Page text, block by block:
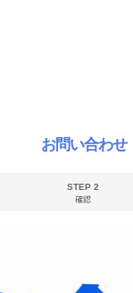
お問い合わせ
STEP 2
確認